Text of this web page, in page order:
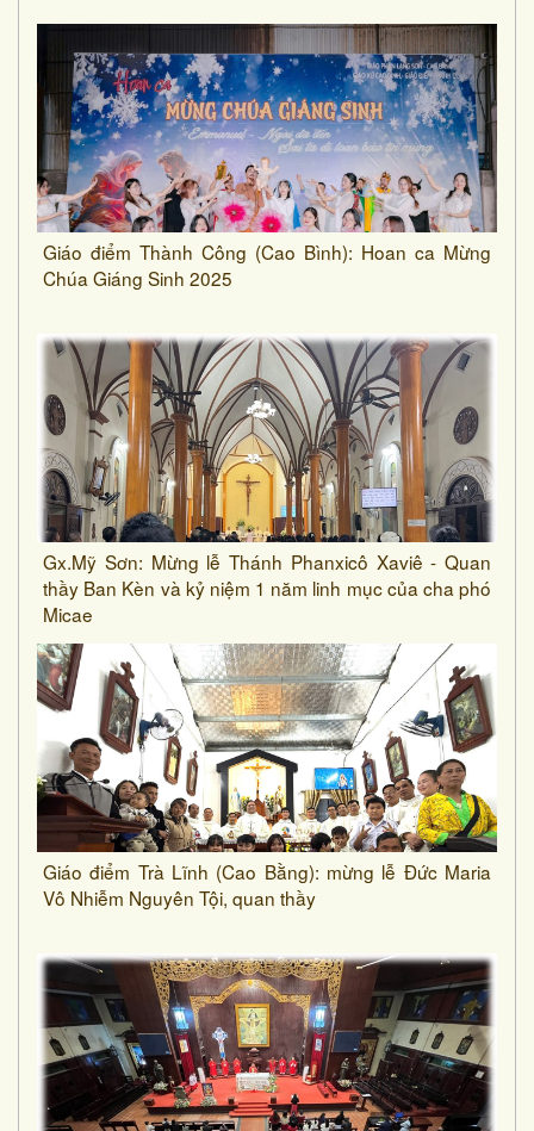
Giáo điểm Thành Công (Cao Bình): Hoan ca Mừng
Chúa Giáng Sinh 2025
Gx.Mỹ Sơn: Mừng lễ Thánh Phanxicô Xaviê - Quan
thầy Ban Kèn và kỷ niệm 1 năm linh mục của cha phó
Micae
Giáo điểm Trà Lĩnh (Cao Bằng): mừng lễ Đức Maria
Vô Nhiễm Nguyên Tội, quan thầy